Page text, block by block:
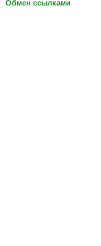
Обмен ссылками